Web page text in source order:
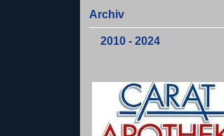
Archiv
2010 - 2024